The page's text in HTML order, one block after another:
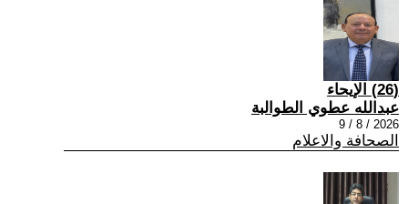
(26) الإيحاء
عبدالله عطوي الطوالبة
2026 / 8 / 9
الصحافة والاعلام